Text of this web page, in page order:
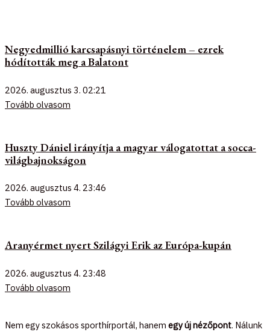
Negyedmillió karcsapásnyi történelem – ezrek
hódították meg a Balatont
2026. augusztus 3. 02:21
Tovább olvasom
Huszty Dániel irányítja a magyar válogatottat a socca-
világbajnokságon
2026. augusztus 4. 23:46
Tovább olvasom
Aranyérmet nyert Szilágyi Erik az Európa-kupán
2026. augusztus 4. 23:48
Tovább olvasom
Nem egy szokásos sporthírportál, hanem egy új nézőpont. Nálunk